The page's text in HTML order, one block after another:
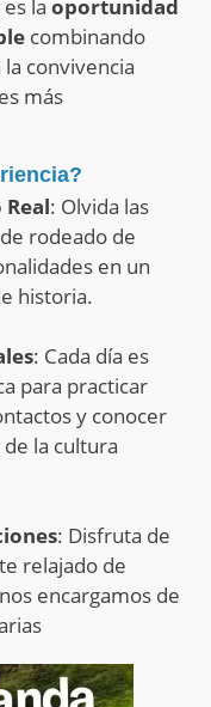
la oportunidad
combinando
convivencia
más
: Olvida las
rodeado de
en un
historia.
: Cada día es
para practicar
y conocer
la cultura
: Disfruta de
relajado de
encargamos de